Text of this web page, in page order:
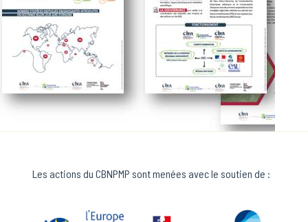
Les actions du CBNPMP sont menées avec le soutien de :